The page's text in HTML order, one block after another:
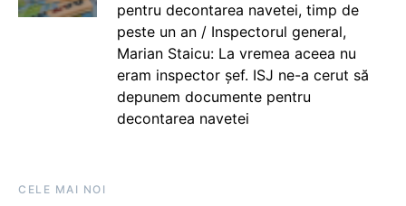
pentru decontarea navetei, timp de
peste un an / Inspectorul general,
Marian Staicu: La vremea aceea nu
eram inspector șef. ISJ ne-a cerut să
depunem documente pentru
decontarea navetei
CELE MAI NOI